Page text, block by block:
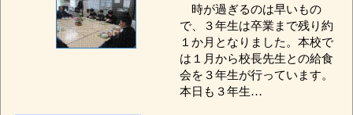
時が過ぎるのは早いもの
で、３年生は卒業まで残り約
１か月となりました。本校で
は１月から校長先生との給食
会を３年生が行っています。
本日も３年生…